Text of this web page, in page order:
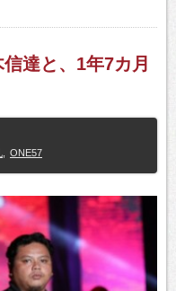
達と、1年7カ月
ONE57